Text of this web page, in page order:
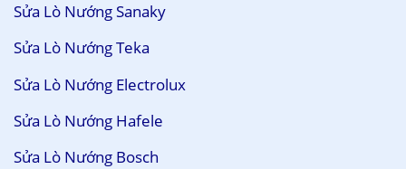
Sửa Lò Nướng Sanaky
Sửa Lò Nướng Teka
Sửa Lò Nướng Electrolux
Sửa Lò Nướng Hafele
Sửa Lò Nướng Bosch